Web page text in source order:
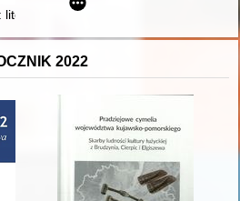
literatura i sztuka XII-XVII wieku :
2022